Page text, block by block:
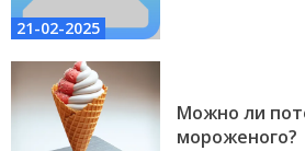
21-02-2025
Можно ли
мороженого?